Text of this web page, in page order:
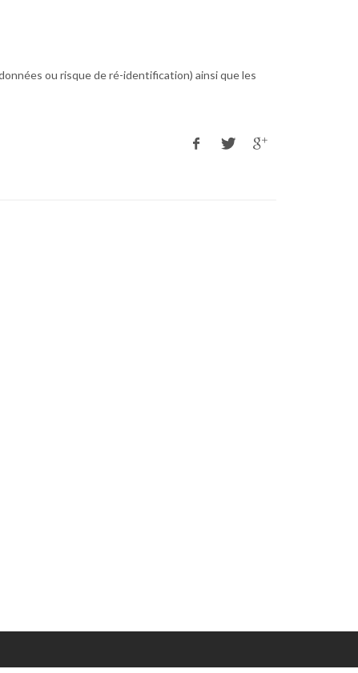
ou risque de ré-identification) ainsi que les